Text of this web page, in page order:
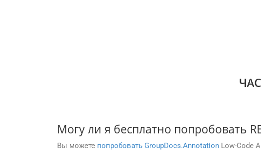
Могу ли я бесплатно попробовать
Вы можете попробовать GroupDocs.Annotation Low-Code